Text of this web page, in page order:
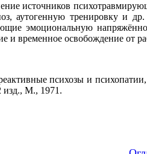
источников
аутогенную тренировку и
эмоциональную
и временное освобождение от
психозы и
М., 1971.